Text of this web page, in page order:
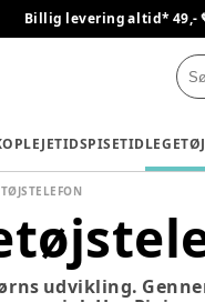
Billig levering altid* 49,-
PLEJETIDSPISETIDLEGETØJ
udvikling.